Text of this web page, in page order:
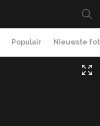
Populair Nieuwste